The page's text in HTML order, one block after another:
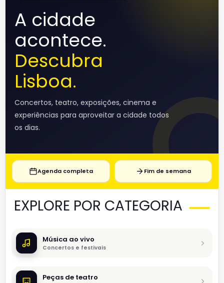
A cidade
acontece.
Descubra
Lisboa.
Concertos, teatro, exposições, cinema e
experiências para aproveitar a cidade todos
os dias.
Agenda completa Fim de semana
EXPLORE POR CATEGORIA
Música ao vivo
Concertos e festivais
Peças de teatro